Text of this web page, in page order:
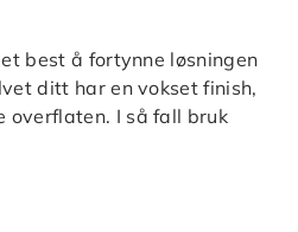
best å fortynne løsningen
ditt har en vokset finish,
overflaten. I så fall bruk